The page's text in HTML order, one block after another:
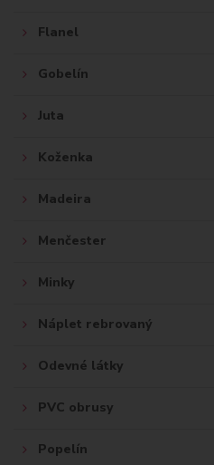
Flanel
Gobelín
Juta
Koženka
Madeira
Menčester
Minky
Náplet rebrovaný
Odevné látky
PVC obrusy
Popelín